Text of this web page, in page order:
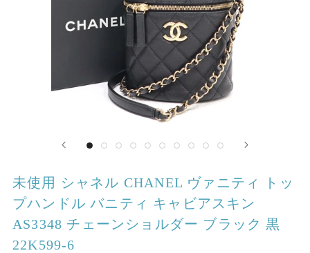
未使用 シャネル CHANEL ヴァニティ トッ
プハンドル バニティ キャビアスキン
AS3348 チェーンショルダー ブラック 黒
22K599-6